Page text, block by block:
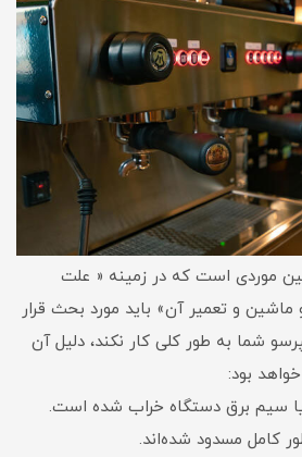
موردی است که در زمینه « علت
و تعمیر آن» باید مورد بحث قرار
شما به طور کلی کار نکند، دلیل آن
بود:
سیم برق دستگاه خراب شده است.
کامل مسدود شده‌اند.